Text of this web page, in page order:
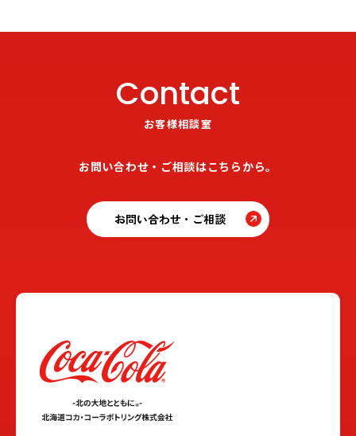
Contact
お客様相談室
お問い合わせ・ご相談はこちらから。
お問い合わせ・ご相談